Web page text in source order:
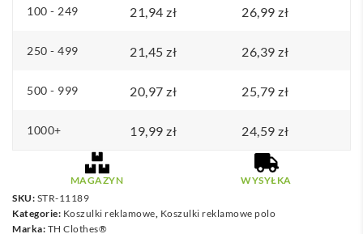
100 - 249 21,94 zł 26,99 zł
250 - 499 21,45 zł 26,39 zł
500 - 999 20,97 zł 25,79 zł
1000+ 19,99 zł 24,59 zł
MAGAZYN
WYSYŁKA
SKU: STR-11189
Kategorie: Koszulki reklamowe, Koszulki reklamowe polo
Marka: TH Clothes®